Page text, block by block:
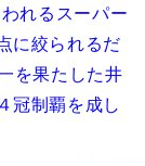
れるスーパー
に絞られるだ
を果たした井
冠制覇を成し